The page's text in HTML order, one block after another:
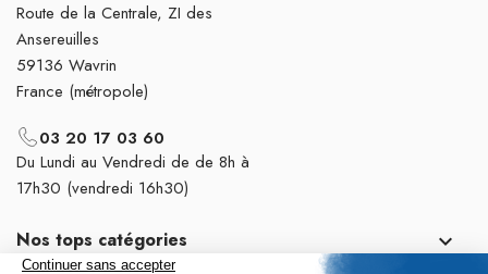
Route de la Centrale, ZI des
Ansereuilles
59136 Wavrin
France (métropole)
03 20 17 03 60
Du Lundi au Vendredi de de 8h à
17h30 (vendredi 16h30)
Nos tops catégories 